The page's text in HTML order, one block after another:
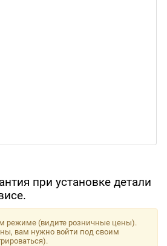
при установке детали
режиме (видите розничные цены).
вам нужно войти под своим